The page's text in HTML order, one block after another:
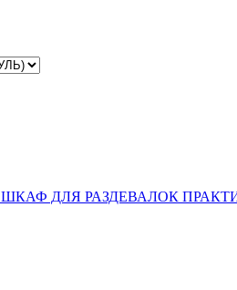
ШКАФ ДЛЯ РАЗДЕВАЛОК